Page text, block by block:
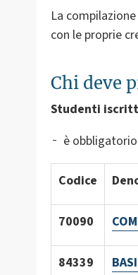
La
con le proprie
Chi deve
Studenti
è
Codice
70090
84339